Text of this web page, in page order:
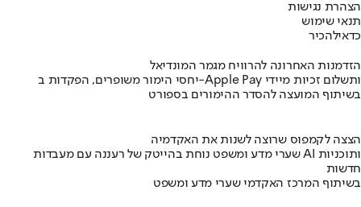
הצהרת נגישות
תנאי שימוש
כדאילהכיר
הזדמנות האחרונה להרוויח מגמר המונדיאל
יחסי הימור משופרים, הפקדות ב-Apple Pay ותשלום זכיות מיידי
בשיתוף המועצה להסדר ההימורים בספורט
הצצה לקמפוס שרוצה לשנות את האקדמיה
שערי מדע ומשפט נוחת בהייטק של רעננה עם מעבדות AI ותוכניות
חדשות
בשיתוף המרכז האקדמי שערי מדע ומשפט